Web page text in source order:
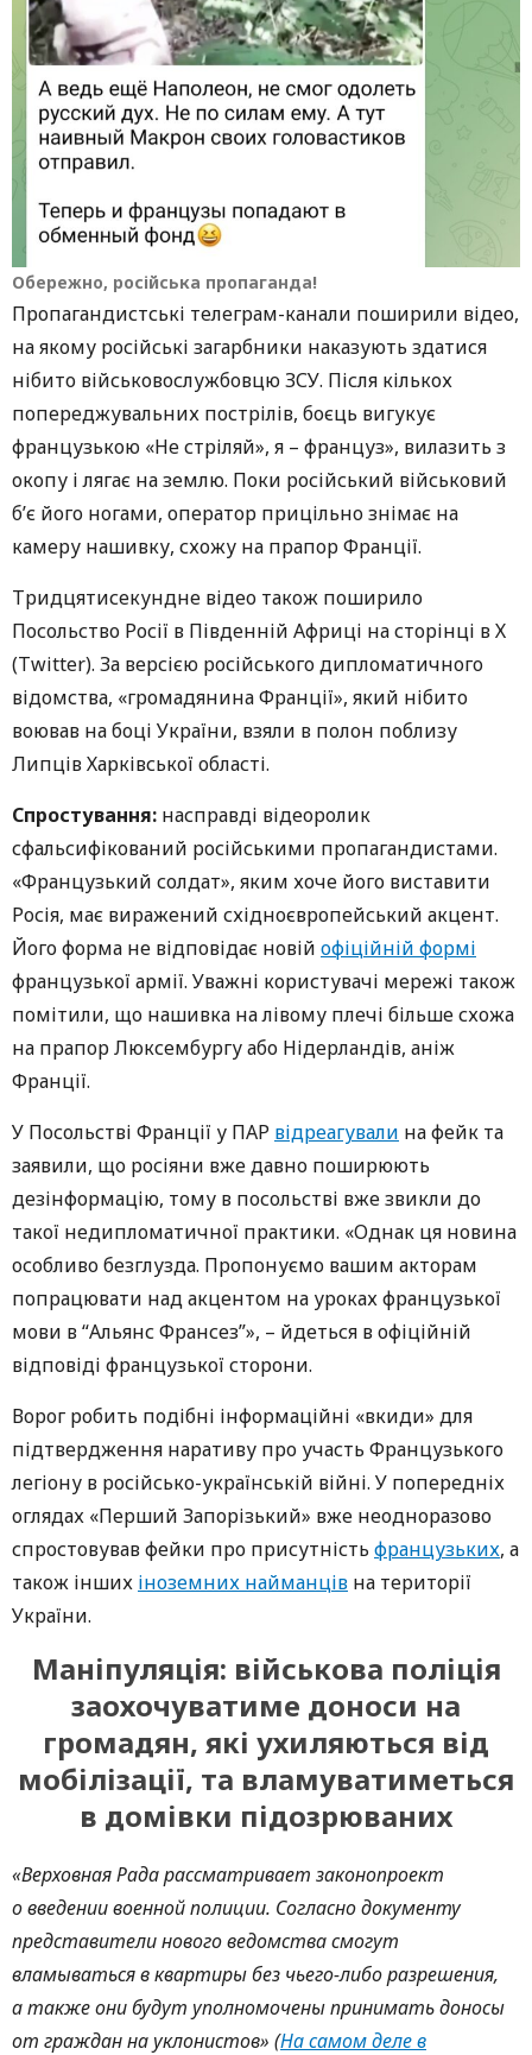
Обережно, російська пропаганда!
Пропагандистські телеграм-канали поширили відео,
на якому російські загарбники наказують здатися
нібито військовослужбовцю ЗСУ. Після кількох
попереджувальних пострілів, боєць вигукує
французькою «Не стріляй», я – француз», вилазить з
окопу і лягає на землю. Поки російський військовий
б’є його ногами, оператор прицільно знімає на
камеру нашивку, схожу на прапор Франції.
Тридцятисекундне відео також поширило
Посольство Росії в Південній Африці на сторінці в Х
(Twitter). За версією російського дипломатичного
відомства, «громадянина Франції», який нібито
воював на боці України, взяли в полон поблизу
Липців Харківської області.
Спростування: насправді відеоролик
сфальсифікований російськими пропагандистами.
«Французький солдат», яким хоче його виставити
Росія, має виражений східноєвропейський акцент.
Його форма не відповідає новій офіційній формі
французької армії. Уважні користувачі мережі також
помітили, що нашивка на лівому плечі більше схожа
на прапор Люксембургу або Нідерландів, аніж
Франції.
У Посольстві Франції у ПАР відреагували на фейк та
заявили, що росіяни вже давно поширюють
дезінформацію, тому в посольстві вже звикли до
такої недипломатичної практики. «Однак ця новина
особливо безглузда. Пропонуємо вашим акторам
попрацювати над акцентом на уроках французької
мови в “Альянс Франсез”», – йдеться в офіційній
відповіді французької сторони.
Ворог робить подібні інформаційні «вкиди» для
підтвердження наративу про участь Французького
легіону в російсько-українській війні. У попередніх
оглядах «Перший Запорізький» вже неодноразово
спростовував фейки про присутність французьких, а
також інших іноземних найманців на території
України.
Маніпуляція: військова поліція
заохочуватиме доноси на
громадян, які ухиляються від
мобілізації, та вламуватиметься
в домівки підозрюваних
«Верховная Рада рассматривает законопроект
о введении военной полиции. Согласно документу
представители нового ведомства смогут
вламываться в квартиры без чьего-либо разрешения,
а также они будут уполномочены принимать доносы
от граждан на уклонистов» (На самом деле в